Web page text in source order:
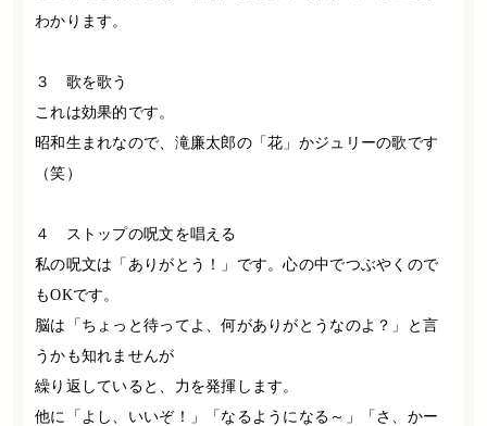
わかります。
３ 歌を歌う
これは効果的です。
昭和生まれなので、滝廉太郎の「花」かジュリーの歌です
（笑）
４ ストップの呪文を唱える
私の呪文は「ありがとう！」です。心の中でつぶやくので
もOKです。
脳は「ちょっと待ってよ、何がありがとうなのよ？」と言
うかも知れませんが
繰り返していると、力を発揮します。
他に「よし、いいぞ！」「なるようになる～」「さ、かー